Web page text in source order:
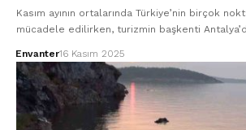
Kasım ayının ortalarında Türkiye’nin birçok
mücadele edilirken, turizmin başkenti
Envanter16 Kasım 2025